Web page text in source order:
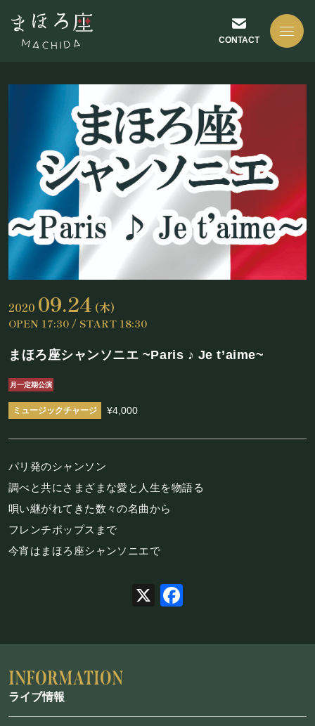
CONTACT
NEWS
お知らせ
ABOUT US
座長挨拶
機材リスト
アクセス
SCHEDULE
スケジュール
RESERVATION
予約・当日の流れ
FOOD&DRINK
PRIVATE
貸切パーティー・ホールレンタル
2020 09.24 (木)
OPEN 17:30 / START 18:30
まほろ座シャンソニエ ~Paris ♪ Je t’aime~
月一定期公演
¥4,000
パリ発のシャンソン
調べと共にさまざまな愛と人生を物語る
唄い継がれてきた数々の名曲から
フレンチポップスまで
今宵はまほろ座シャンソニエで
X
ライブ情報